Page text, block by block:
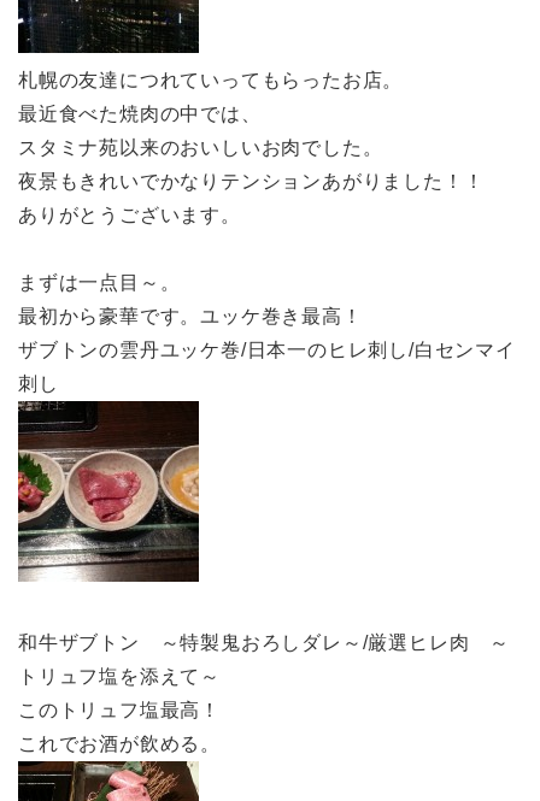
札幌の友達につれていってもらったお店。
最近食べた焼肉の中では、
スタミナ苑以来のおいしいお肉でした。
夜景もきれいでかなりテンションあがりました！！
ありがとうございます。
まずは一点目～。
最初から豪華です。ユッケ巻き最高！
ザブトンの雲丹ユッケ巻/日本一のヒレ刺し/白センマイ
刺し
和牛ザブトン ～特製鬼おろしダレ～/厳選ヒレ肉 ～
トリュフ塩を添えて～
このトリュフ塩最高！
これでお酒が飲める。